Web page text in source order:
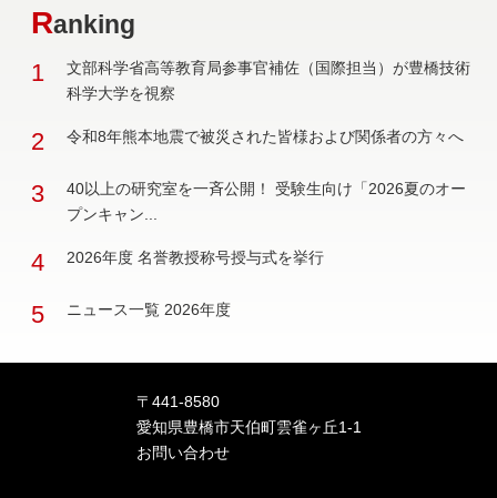
Ranking
1
文部科学省高等教育局参事官補佐（国際担当）が豊橋技術
科学大学を視察
2 令和8年熊本地震で被災された皆様および関係者の方々へ
3
40以上の研究室を一斉公開！ 受験生向け「2026夏のオー
プンキャン...
4 2026年度 名誉教授称号授与式を挙行
5 ニュース一覧 2026年度
〒441-8580
愛知県豊橋市天伯町雲雀ヶ丘1-1
お問い合わせ